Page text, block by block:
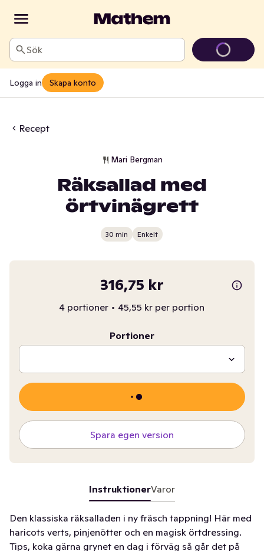
Sök
Logga in Skapa konto
Recept
Mari Bergman
Räksallad med
örtvinägrett
30 min Enkelt
316,75 kr
4 portioner • 45,55 kr per portion
Portioner
Spara egen version
InstruktionerVaror
Den klassiska räksalladen i ny fräsch tappning! Här med
haricots verts, pinjenötter och en magisk örtdressing.
Tips, koka gärna grynet en dag i förväg så går det på